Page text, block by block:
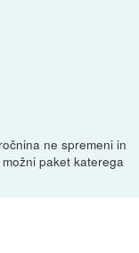
ne spremeni in
paket katerega